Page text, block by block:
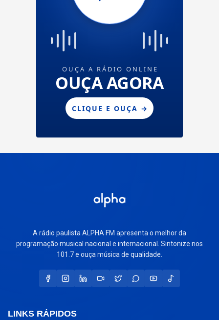
A rádio paulista ALPHA FM apresenta o melhor da
programação musical nacional e internacional. Sintonize nos
101.7 e ouça música de qualidade.
LINKS RÁPIDOS